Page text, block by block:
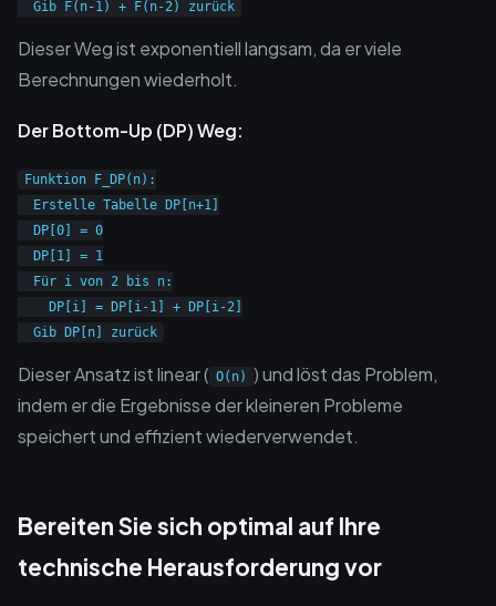
Dieser Weg ist exponentiell langsam, da er viele
Berechnungen wiederholt.
Der Bottom-Up (DP) Weg:
Funktion F_DP(n):
  Erstelle Tabelle DP[n+1]
  DP[0] = 0
  DP[1] = 1
  Für i von 2 bis n:
    DP[i] = DP[i-1] + DP[i-2]
Dieser Ansatz ist linear ( O(n) ) und löst das Problem,
indem er die Ergebnisse der kleineren Probleme
speichert und effizient wiederverwendet.
Bereiten Sie sich optimal auf Ihre
technische Herausforderung vor